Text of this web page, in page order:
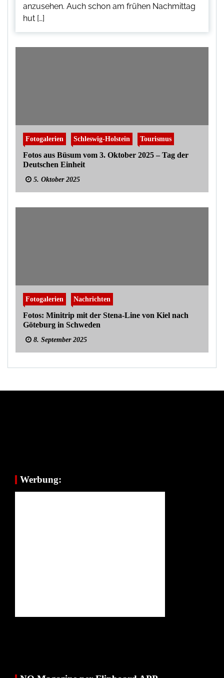
anzusehen. Auch schon am frühen Nachmittag
hut […]
Fotogalerien Schleswig-Holstein Tourismus
Fotos aus Büsum vom 3. Oktober 2025 – Tag der
Deutschen Einheit
5. Oktober 2025
Fotogalerien Nachrichten
Fotos: Minitrip mit der Stena-Line von Kiel nach
Göteburg in Schweden
8. September 2025
Werbung: